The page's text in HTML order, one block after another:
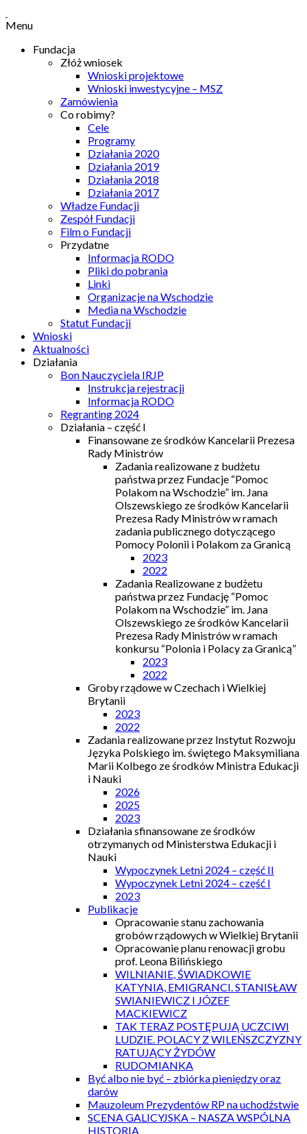
Menu
Fundacja
Złóż wniosek
Wnioski projektowe
Wnioski inwestycyjne – MSZ
Zamówienia
Co robimy?
Cele
Programy
Działania 2020
Działania 2019
Działania 2018
Działania 2017
Władze Fundacji
Zespół Fundacji
Film o Fundacji
Przydatne
Informacja RODO
Pliki do pobrania
Linki
Organizacje na Wschodzie
Media na Wschodzie
Statut Fundacji
Wnioski
Aktualności
Działania
Bon Nauczyciela IRJP
Instrukcja rejestracji
Informacja RODO
Regranting 2024
Działania – część I
Finansowane ze środków Kancelarii Prezesa
Rady Ministrów
Zadania realizowane z budżetu
państwa przez Fundacje “Pomoc
Polakom na Wschodzie” im. Jana
Olszewskiego ze środków Kancelarii
Prezesa Rady Ministrów w ramach
zadania publicznego dotyczącego
Pomocy Polonii i Polakom za Granicą
2023
2022
Zadania Realizowane z budżetu
państwa przez Fundację “Pomoc
Polakom na Wschodzie” im. Jana
Olszewskiego ze środków Kancelarii
Prezesa Rady Ministrów w ramach
konkursu “Polonia i Polacy za Granicą”
2023
2022
Groby rządowe w Czechach i Wielkiej
Brytanii
2023
2022
Zadania realizowane przez Instytut Rozwoju
Języka Polskiego im. świętego Maksymiliana
Marii Kolbego ze środków Ministra Edukacji
i Nauki
2026
2025
2023
Działania sfinansowane ze środków
otrzymanych od Ministerstwa Edukacji i
Nauki
Wypoczynek Letni 2024 – część II
Wypoczynek Letni 2024 – część I
2023
Publikacje
Opracowanie stanu zachowania
grobów rządowych w Wielkiej Brytanii
Opracowanie planu renowacji grobu
prof. Leona Bilińskiego
WILNIANIE, ŚWIADKOWIE
KATYNIA, EMIGRANCI. STANISŁAW
SWIANIEWICZ I JÓZEF
MACKIEWICZ
TAK TERAZ POSTĘPUJĄ UCZCIWI
LUDZIE. POLACY Z WILEŃSZCZYZNY
RATUJĄCY ŻYDÓW
RUDOMIANKA
Być albo nie być – zbiórka pieniędzy oraz
darów
Mauzoleum Prezydentów RP na uchodźstwie
SCENA GALICYJSKA – NASZA WSPÓLNA
HISTORIA